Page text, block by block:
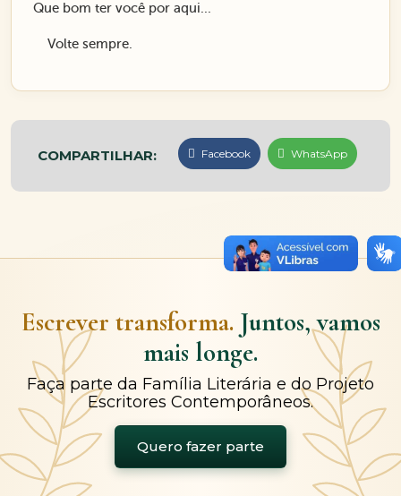
Que bom ter você por aqui...
Volte sempre.
COMPARTILHAR: Facebook WhatsApp
Escrever transforma. Juntos, vamos
mais longe.
Faça parte da Família Literária e do Projeto
Escritores Contemporâneos.
Quero fazer parte